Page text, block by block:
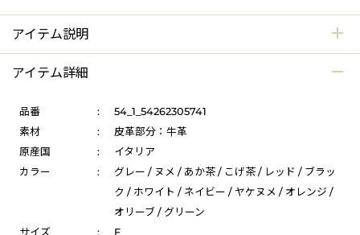
アイテム説明
アイテム詳細
品番 :
54_1_54262305741
素材
:
皮革部分：牛革
原産国
:
イタリア
カラー
:
グレー / ヌメ / あか茶 / こげ茶 / レッド / ブラッ
ク / ホワイト / ネイビー / ヤケヌメ / オレンジ /
オリーブ / グリーン
サイズ
:
F